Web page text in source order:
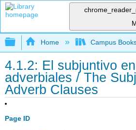
Expand/collapse global
Home Campus
4.1.2: El subjuntivo
adverbiales / The
Adverb Clauses
Page ID